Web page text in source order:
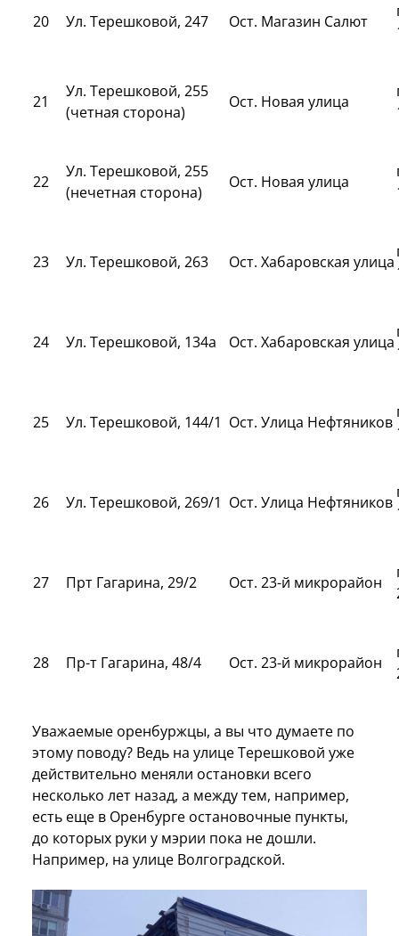
20 Ул. Терешковой, 247 Ост. Магазин Салют
21
Ул. Терешковой, 255
(четная сторона)
Ост. Новая улица
22
Ул. Терешковой, 255
(нечетная сторона)
Ост. Новая улица
23 Ул. Терешковой, 263 Ост. Хабаровская улица
24 Ул. Терешковой, 134а Ост. Хабаровская улица
25 Ул. Терешковой, 144/1 Ост. Улица Нефтяников
26 Ул. Терешковой, 269/1 Ост. Улица Нефтяников
27 Прт Гагарина, 29/2 Ост. 23-й микрорайон
28 Пр-т Гагарина, 48/4 Ост. 23-й микрорайон
Уважаемые оренбуржцы, а вы что думаете по
этому поводу? Ведь на улице Терешковой уже
действительно меняли остановки всего
несколько лет назад, а между тем, например,
есть еще в Оренбурге остановочные пункты,
до которых руки у мэрии пока не дошли.
Например, на улице Волгоградской.